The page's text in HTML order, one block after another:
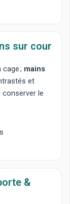
sur cour
; mains
et
conserver le
&